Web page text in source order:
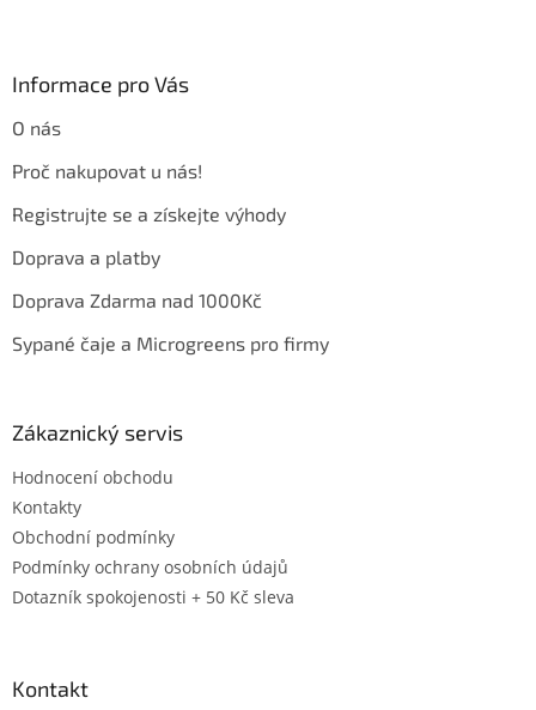
Informace pro Vás
O nás
Proč nakupovat u nás!
Registrujte se a získejte výhody
Doprava a platby
Doprava Zdarma nad 1000Kč
Sypané čaje a Microgreens pro firmy
Zákaznický servis
Hodnocení obchodu
Kontakty
Obchodní podmínky
Podmínky ochrany osobních údajů
Dotazník spokojenosti + 50 Kč sleva
Kontakt